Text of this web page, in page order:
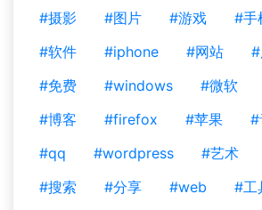
#摄影
#图片 #游戏 #手
#软件
#iphone #网站
#免费
#windows #微软
#博客
#firefox #苹果 #
#qq
#wordpress #艺术
#搜索
#分享 #web #工